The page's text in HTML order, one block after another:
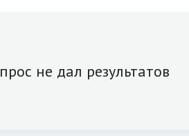
не дал результатов